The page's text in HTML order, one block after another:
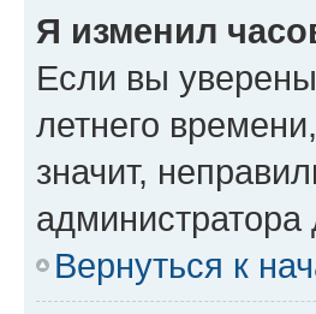
Я изменил
Если вы
летнего
значит,
Вернуться к